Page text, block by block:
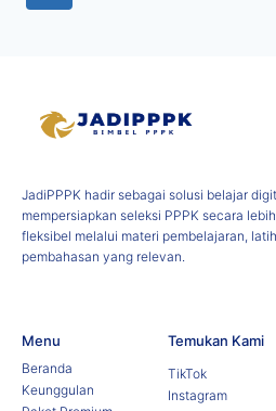
JadiPPPK hadir sebagai solusi belajar
mempersiapkan seleksi PPPK secara
fleksibel melalui materi pembelajaran,
pembahasan yang relevan.
Menu
Beranda
Keunggulan
Temukan Kami
TikTok
Instagram